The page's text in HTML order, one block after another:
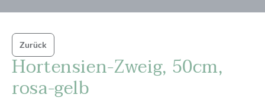
Zurück
Hortensien-Zweig, 50cm,
rosa-gelb